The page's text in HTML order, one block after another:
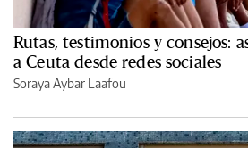
Rutas, testimonios y consejos:
a Ceuta desde redes sociales
Soraya Aybar Laafou